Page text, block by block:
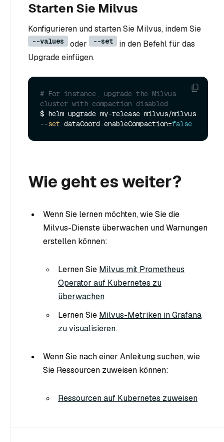
Starten Sie Milvus
Konfigurieren und starten Sie Milvus, indem Sie
--values oder --set
in den Befehl für das
Upgrade einfügen.
# For instance, upgrade the Milvus
cluster with compaction disabled
$ helm upgrade my-release milvus/milvus
--set dataCoord.enableCompaction=false
Wie geht es weiter?
Wenn Sie lernen möchten, wie Sie die
Milvus-Dienste überwachen und Warnungen
erstellen können:
Lernen Sie Milvus mit Prometheus
Operator auf Kubernetes zu
überwachen
Lernen Sie Milvus-Metriken in Grafana
zu visualisieren.
Wenn Sie nach einer Anleitung suchen, wie
Sie Ressourcen zuweisen können:
Ressourcen auf Kubernetes zuweisen